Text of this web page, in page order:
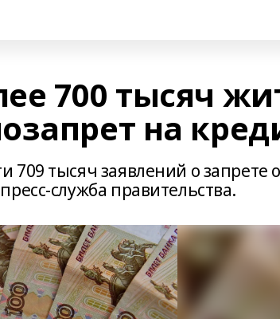
700 тысяч
на
709 тысяч заявлений о запрете
служба правительства.